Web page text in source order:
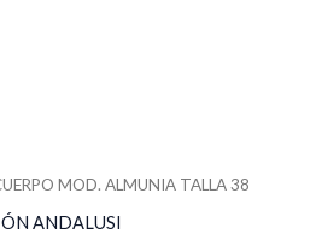
MOD. ALMUNIA TALLA 38
ANDALUSI